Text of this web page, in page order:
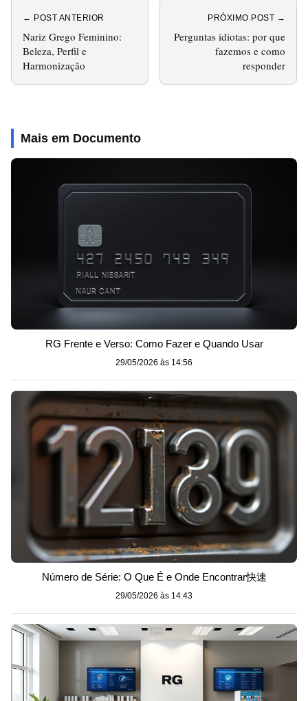
← POST ANTERIOR
Nariz Grego Feminino:
Beleza, Perfil e
Harmonização
PRÓXIMO POST →
Perguntas idiotas: por que
fazemos e como
responder
Mais em Documento
RG Frente e Verso: Como Fazer e Quando Usar
29/05/2026 às 14:56
Número de Série: O Que É e Onde Encontrar快速
29/05/2026 às 14:43